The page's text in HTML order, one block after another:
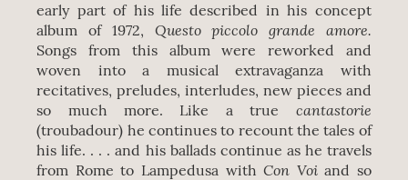
early part of his life described in his concept
album of 1972, Questo piccolo grande amore.
Songs from this album were reworked and
woven into a musical extravaganza with
recitatives, preludes, interludes, new pieces and
so much more. Like a true cantastorie
(troubadour) he continues to recount the tales of
his life. . . . and his ballads continue as he travels
from Rome to Lampedusa withCon Voiand so